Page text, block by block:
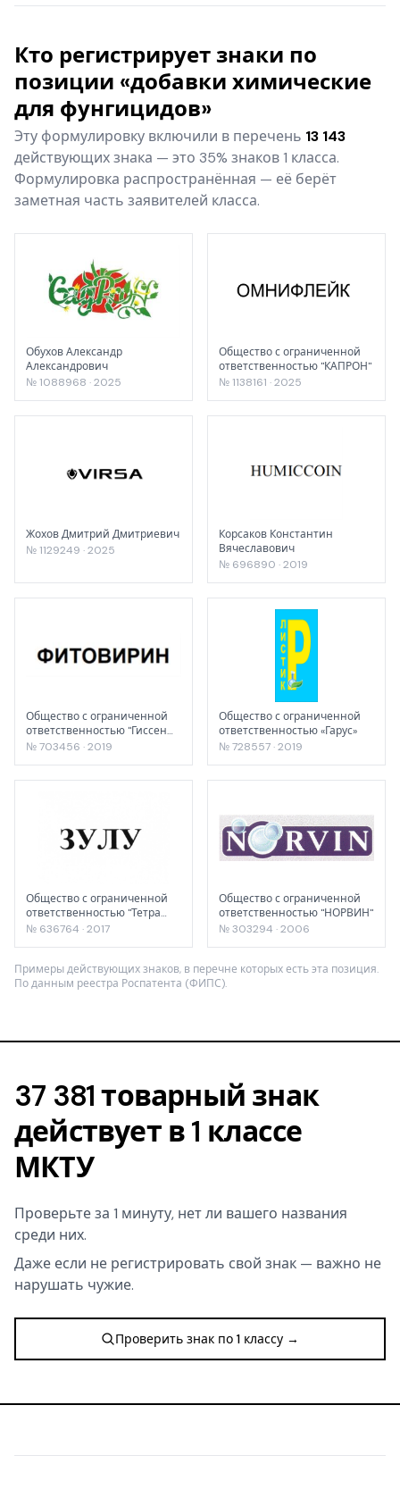
Кто регистрирует знаки по
позиции «добавки химические
для фунгицидов»
Эту формулировку включили в перечень 13 143
действующих знака — это 35% знаков 1 класса.
Формулировка распространённая — её берёт
заметная часть заявителей класса.
Обухов Александр
Александрович
№ 1088968 · 2025
Общество с ограниченной
ответственностью "КАПРОН"
№ 1138161 · 2025
Жохов Дмитрий Дмитриевич
№ 1129249 · 2025
Корсаков Константин
Вячеславович
№ 696890 · 2019
Общество с ограниченной
ответственностью "Гиссен
БиоИнжиниринг"
№ 703456 · 2019
Общество с ограниченной
ответственностью «Гарус»
№ 728557 · 2019
Общество с ограниченной
ответственностью "Тетра
Хим"
№ 636764 · 2017
Общество с ограниченной
ответственностью "НОРВИН"
№ 303294 · 2006
Примеры действующих знаков, в перечне которых есть эта позиция.
По данным реестра Роспатента (ФИПС).
37 381 товарный знак
действует в 1 классе
МКТУ
Проверьте за 1 минуту, нет ли вашего названия
среди них.
Даже если не регистрировать свой знак — важно не
нарушать чужие.
Проверить знак по 1 классу →